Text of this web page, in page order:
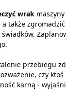
wrak
także
przebiegu
czy
karną -